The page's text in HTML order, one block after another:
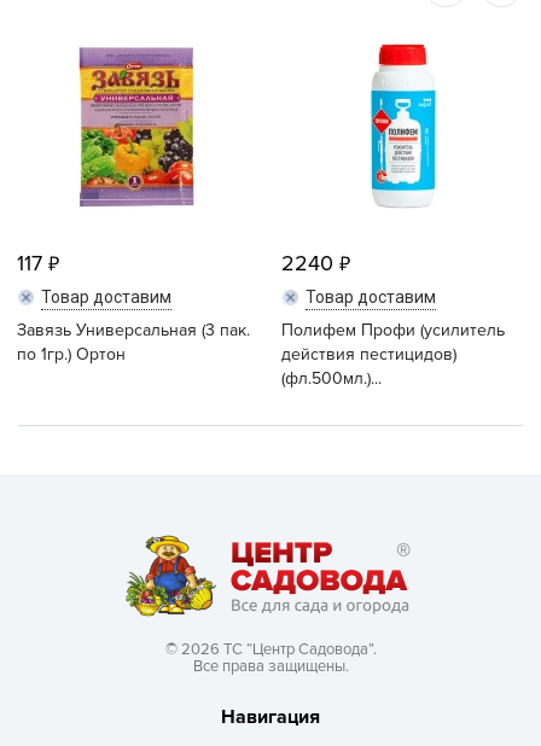
117
Товар доставим
Завязь Универсальная (3 пак.
по 1гр.) Ортон
2240
Товар доставим
Полифем Профи (усилитель
действия пестицидов)
(фл.500мл.)...
© 2026 ТС “Центр Садовода”.
Все права защищены.
Навигация